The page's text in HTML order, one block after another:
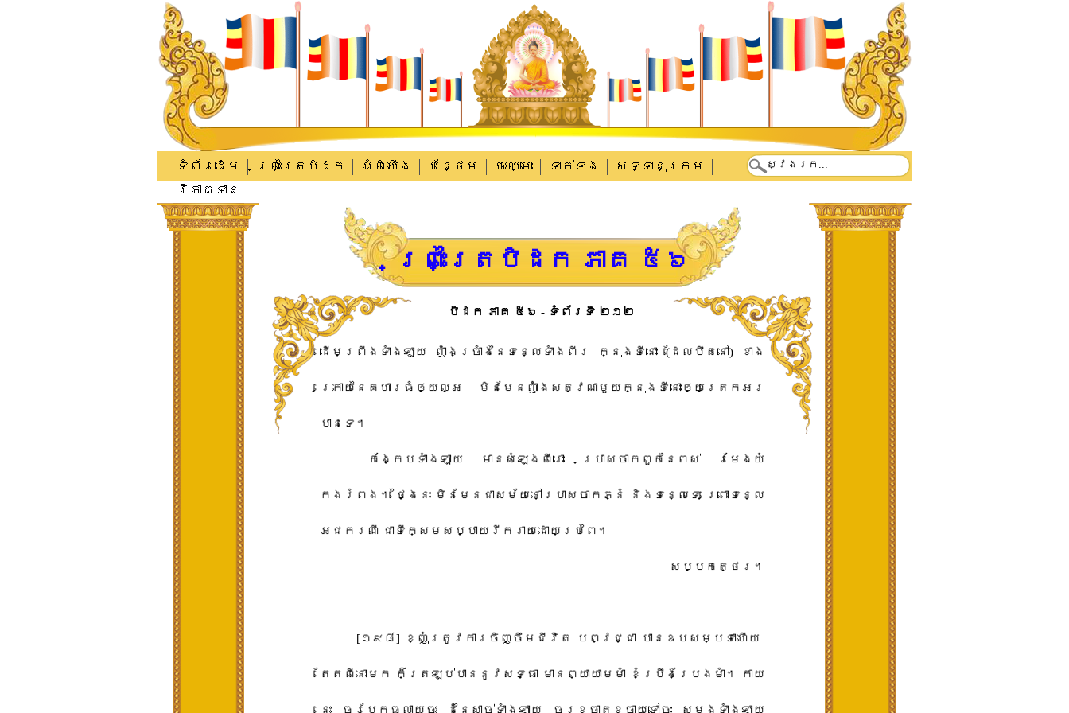
ទំព័រដើម ព្រះត្រៃបិដក អំពីយើង បន្ថែម ចុះឈ្មោះ ទាក់​ទង
សទ្ទានុក្រម
វិភាគទាន
ព្រះត្រៃបិដក ភាគ ៥៦
បិដក ភាគ ៥៦ - ទំព័រទី ២១២
​ដើម​ព្រីង​ទាំងឡាយ​ ​ញ៉ាំង​ច្រាំង​នៃ​ទន្លេ​ទាំងពីរ​ ​ក្នុង​ទីនោះ​ ​(​ដែល​ឋិតនៅ​)​ ​ខាង
ក្រោយ​នៃ​គុហា​រ​ធំ​ឲ្យ​ល្អ​ ​មិនមែន​ញ៉ាំង​សត្វ​ណាមួយ​ក្នុង​ទីនោះ​ឲ្យ​ត្រេកអរ​
បានទេ​។​ ​
កង្កែប​ទាំងឡាយ​ ​មាន​សំឡេង​ពីរោះ​ ​ប្រាសចាក​ពួក​នៃ​ពស់​ ​រមែង​យំ​
កងរំពង​។​ ​ថ្ងៃនេះ​ ​មិនមែន​ជាស​ម័យ​នៅ​ប្រាសចាក​ភ្នំ​ ​និង​ទន្លេ​ទេ​ ​ព្រោះ​ទន្លេ​
អជ​ករណី​ ​ជាទី​ក្សេម​សប្បាយរីករាយ​ដោយ​ប្រពៃ​។​
​សប្ប​ក​ត្ថេ​រ​។​
[​១៩៨​]​ ​ខ្ញុំ​ត្រូវការ​ចិញ្ចឹមជីវិត​ ​បព្វជ្ជា​ ​បាន​ឧបសម្បទា​ហើយ​ ​
តែ​តពីនោះមក​ ​ក៏​ត្រឡប់​បាន​នូវ​សទ្ធា​ ​មាន​ព្យាយាម​មាំ​ ​ខំប្រឹង​ប្រែង​មាំ​។​ ​កាយ​
នេះ​ ​ចូរ​បែកធ្លាយ​ចុះ​ ​ដុំ​នៃ​សាច់​ទាំងឡាយ​ ​ចូរ​ខ្ចាត់ខ្ចាយ​ទៅចុះ​ ​ស្មង​ទាំងឡាយ​